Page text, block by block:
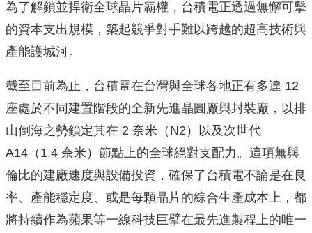
為了解鎖並捍衛全球晶片霸權，台積電正透過無懈可擊
的資本支出規模，築起競爭對手難以跨越的超高技術與
產能護城河。
截至目前為止，台積電在台灣與全球各地正有多達 12
座處於不同建置階段的全新先進晶圓廠與封裝廠，以排
山倒海之勢鎖定其在 2 奈米（N2）以及次世代
A14（1.4 奈米）節點上的全球絕對支配力。這項無與
倫比的建廠速度與設備投資，確保了台積電不論是在良
率、產能穩定度、或是每顆晶片的綜合生產成本上，都
將持續作為蘋果等一線科技巨擘在最先進製程上的唯一